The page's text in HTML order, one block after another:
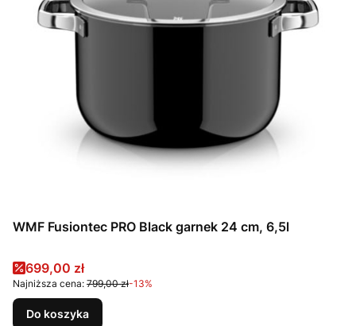
WMF Fusiontec PRO Black garnek 24 cm, 6,5l
Cena promocyjna
699,00 zł
Najniższa cena: 799,00 zł-13%
Do koszyka